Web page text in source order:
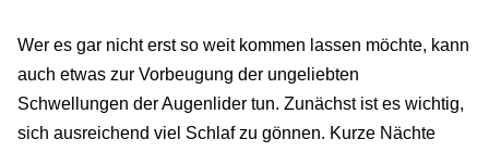
Wer es gar nicht erst so weit kommen lassen möchte, kann
auch etwas zur Vorbeugung der ungeliebten
Schwellungen der Augenlider tun. Zunächst ist es wichtig,
sich ausreichend viel Schlaf zu gönnen. Kurze Nächte